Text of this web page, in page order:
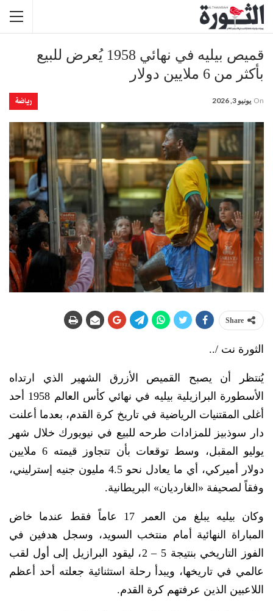
قميص بيليه في نهائي 1958 يُعرض للبيع
بأكثر من 6 ملايين دولار
رياضة On يونيو 3, 2026
Share
الثورة نت /..
يُنتظر أن يصبح القميص الأزرق الشهير الذي ارتداه
الأسطورة البرازيلية بيليه في نهائي كأس العالم 1958 أحد
أغلى المقتنيات الرياضية في تاريخ كرة القدم، بعدما أعلنت
دار سوذبيز للمزادات طرحه للبيع في نيويورك خلال شهر
يوليو المقبل، وسط توقعات بأن تتجاوز قيمته 6 ملايين
دولار أميركي، أي ما يعادل نحو 4.5 مليون جنيه إسترليني،
وفقاً لصحيفة «الغارديان» البريطانية.
وكان بيليه يبلغ من العمر 17 عاماً فقط عندما خاض
المباراة النهائية أمام منتخب السويد، وسجل هدفين في
الفوز التاريخي بنتيجة 5 – 2، ليقود البرازيل إلى أول لقب
عالمي في تاريخها، ويبدأ رحلة استثنائية جعلته أحد أعظم
اللاعبين الذين عرفتهم كرة القدم.